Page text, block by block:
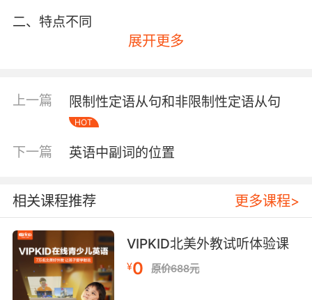
二、特点不同
当。
（1）间接宾语由名词或宾格代词充当。
（2）当间接宾语为人称代词，同时直接宾语也是
人称代词时，也将间接宾语放在直接宾语之后。
三、常见类型不同
展开更多
上一篇 限制性定语从句和非限制性定语从句
HOT
下一篇 英语中副词的位置
相关课程推荐 更多课程>
VIPKID北美外教试听体验课
¥0 原价688元